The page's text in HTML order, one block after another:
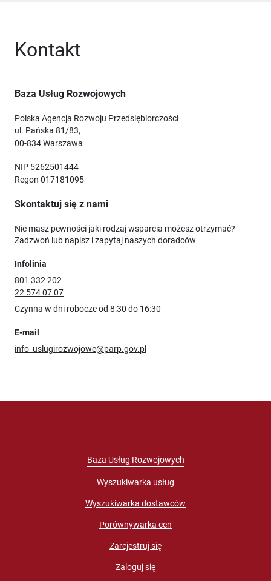
Kontakt
Baza Usług Rozwojowych
Polska Agencja Rozwoju Przedsiębiorczości
ul. Pańska 81/83,
00-834 Warszawa
NIP 5262501444
Regon 017181095
Skontaktuj się z nami
Nie masz pewności jaki rodzaj wsparcia możesz otrzymać?
Zadzwoń lub napisz i zapytaj naszych doradców
Infolinia
801 332 202
22 574 07 07
Czynna w dni robocze od 8:30 do 16:30
E-mail
info_uslugirozwojowe@parp.gov.pl
Baza Usług Rozwojowych
Wyszukiwarka usług
Wyszukiwarka dostawców
Porównywarka cen
Zarejestruj się
Zaloguj się